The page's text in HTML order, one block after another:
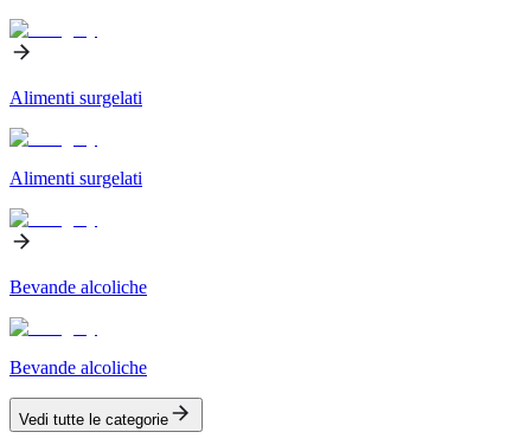
Alimenti surgelati
Alimenti surgelati
Bevande alcoliche
Bevande alcoliche
Vedi tutte le categorie